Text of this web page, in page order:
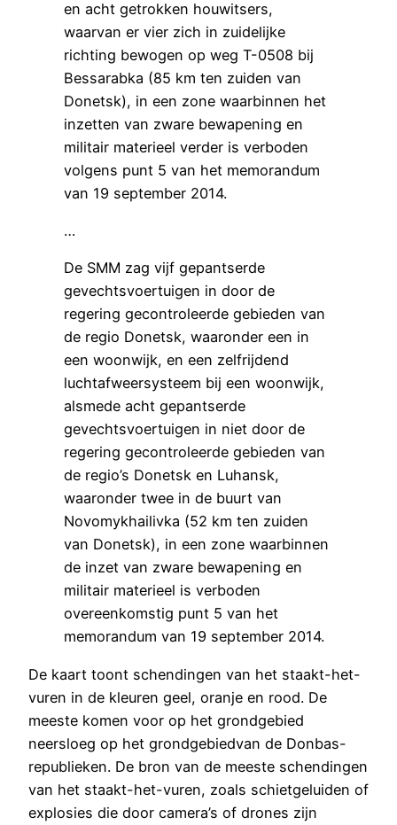
en acht getrokken houwitsers,
waarvan er vier zich in zuidelijke
richting bewogen op weg T-0508 bij
Bessarabka (85 km ten zuiden van
Donetsk), in een zone waarbinnen het
inzetten van zware bewapening en
militair materieel verder is verboden
volgens punt 5 van het memorandum
van 19 september 2014.
…
De SMM zag vijf gepantserde
gevechtsvoertuigen in door de
regering gecontroleerde gebieden van
de regio Donetsk, waaronder een in
een woonwijk, en een zelfrijdend
luchtafweersysteem bij een woonwijk,
alsmede acht gepantserde
gevechtsvoertuigen in niet door de
regering gecontroleerde gebieden van
de regio’s Donetsk en Luhansk,
waaronder twee in de buurt van
Novomykhailivka (52 km ten zuiden
van Donetsk), in een zone waarbinnen
de inzet van zware bewapening en
militair materieel is verboden
overeenkomstig punt 5 van het
memorandum van 19 september 2014.
De kaart toont schendingen van het staakt-het-
vuren in de kleuren geel, oranje en rood. De
meeste komen voor op het grondgebied
neersloeg op het grondgebiedvan de Donbas-
republieken. De bron van de meeste schendingen
van het staakt-het-vuren, zoals schietgeluiden of
explosies die door camera’s of drones zijn